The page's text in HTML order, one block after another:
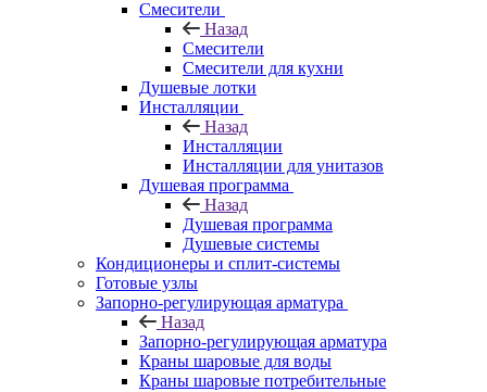
Смесители
Назад
Смесители
Смесители для кухни
Душевые лотки
Инсталляции
Назад
Инсталляции
Инсталляции для унитазов
Душевая программа
Назад
Душевая программа
Душевые системы
Кондиционеры и сплит-системы
Готовые узлы
Запорно-регулирующая арматура
Назад
Запорно-регулирующая арматура
Краны шаровые для воды
Краны шаровые потребительные